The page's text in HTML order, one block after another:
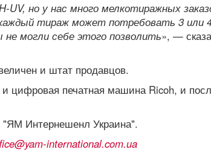
но у нас много мелкотиражных
тираж может потребовать 3 или
могли себе этого позволить», —
и штат продавцов.
цифровая печатная машина Ricoh, и
"ЯМ Интернешенл Украина".
international.com.ua